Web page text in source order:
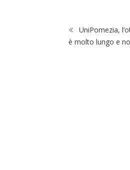
UniPomezia,
è molto lungo e